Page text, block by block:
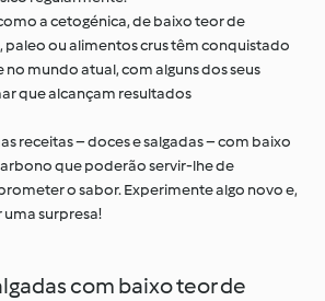
a cetogénica, de baixo teor de
ou alimentos crus têm conquistado
mundo atual, com alguns dos seus
que alcançam resultados
receitas – doces e salgadas – com baixo
que poderão servir-lhe de
o sabor. Experimente algo novo e,
surpresa!
com baixo teor de